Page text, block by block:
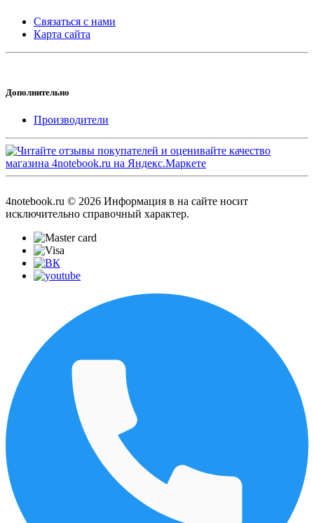
Связаться с нами
Карта сайта
Дополнительно
Производители
4notebook.ru © 2026 Информация в на сайте носит
исключительно справочный характер.